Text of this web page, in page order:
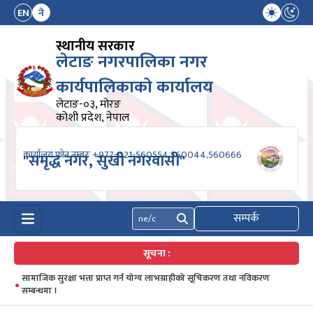
EN ने
स्थानीय सरकार
लेटाङ नगरपालिका नगर
कार्यपालिकाको कार्यालय
लेटाङ-०३, मोरङ
कोशी प्रदेश, नेपाल
कार्यालय फोन नम्बरः +977-021-560554,560044,560666
"समृद्ध नगर, सुखी नगरवासी"
खोज्नुहोस् सम्पर्क
सूचना :
सामाजिक सुरक्षा भत्ता प्राप्त गर्न योग्य लाभग्राहीको सूचिकरण तथा नविकरण
सम्बन्धमा ।